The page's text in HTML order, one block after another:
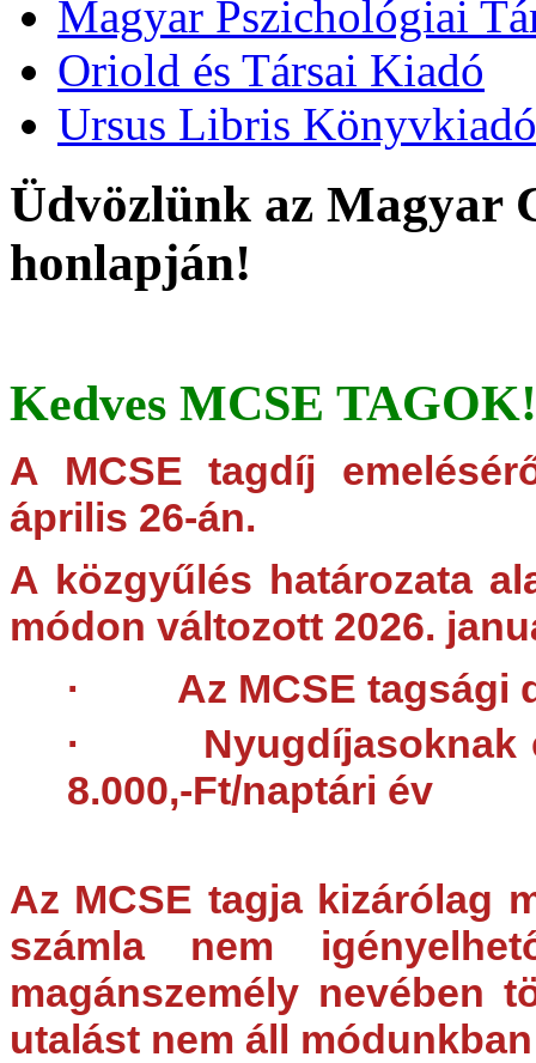
Magyar Pszichológiai
Oriold és Társai Kiadó
Ursus Libris Könyvkiadó
Üdvözlünk az Magyar
honlapján!
Kedves MCSE TAGOK!
A MCSE tagdíj
április 26-án.
A közgyűlés határozata
módon változott 2026.
· Az MCSE tagsági
· Nyugdíjasoknak
8.000,-Ft/naptári év
Az MCSE tagja kizárólag
számla nem
magánszemély nevében
utalást nem áll